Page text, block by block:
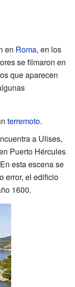
en Roma, en los
se filmaron en
que aparecen
terremoto.
a Ulises,
Puerto Hércules
esta escena se
error, el edificio
1600.